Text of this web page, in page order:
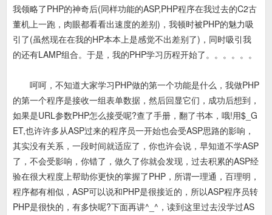
我领略了PHP的神奇后(同样功能的ASP,PHP程序在我过去的C2古
董机上一跑，肉眼都看看出速度的差别)，我顿时被PHP的魅力吸
引了(虽然现在在我的HP本本上是感觉不出差别了)，同时吸引我
的还有LAMP组合。于是，我的PHP学习历程开始了。。。。。。
呵呵，不知道大家学习PHP做的第一个功能是什么，我做PHP
的第一个程序是接收一组表单数据，然后回显它们，成功后想到，
如果是URL参数PHP怎么接受呢?查了手册，翻了书本，哦!用$_G
ET,也许许多从ASP过来的程序员一开始也会受ASP思路的影响，
其实没有关系，一段时间就适应了，你也许会说，早知道不学ASP
了，不会受影响，你错了，做久了你就会发现，过去积累的ASP经
验在很大程度上帮助你更快的掌握了PHP，所谓一理通，百理明，
程序都有相似，ASP可以说和PHP是很接近的，所以ASP程序员转
PHP是很快的，有多快呢?下面再讲^_^，读到这里过去没学过AS